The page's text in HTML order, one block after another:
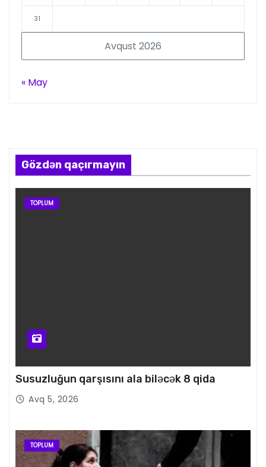
Avqust 2026
31
« May
Gözdən qaçırmayın
TOPLUM
Susuzluğun qarşısını ala biləcək 8 qida
Avq 5, 2026
TOPLUM